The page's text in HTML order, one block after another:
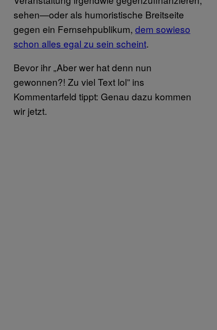
sehen—oder als humoristische Breitseite
gegen ein Fernsehpublikum, dem sowieso
schon alles egal zu sein scheint.
Bevor ihr „Aber wer hat denn nun
gewonnen?! Zu viel Text lol” ins
Kommentarfeld tippt: Genau dazu kommen
wir jetzt.